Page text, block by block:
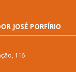
JOSÉ PORFÍRIO
116